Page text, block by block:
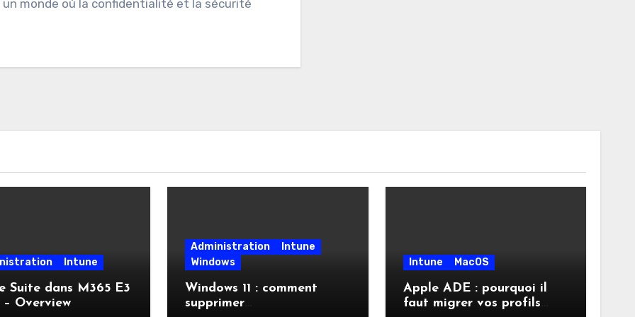
monde où la confidentialité et la sécurité
Intune
Suite dans M365 E3
Overview
Administration
Intune
Windows
Windows 11 : comment
supprimer
Intune MacOS
Apple ADE : pourquoi il
faut migrer vos profils